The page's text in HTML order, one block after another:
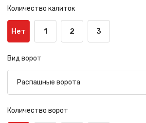
Количество калиток
Нет 1 2 3
Вид ворот
Количество ворот